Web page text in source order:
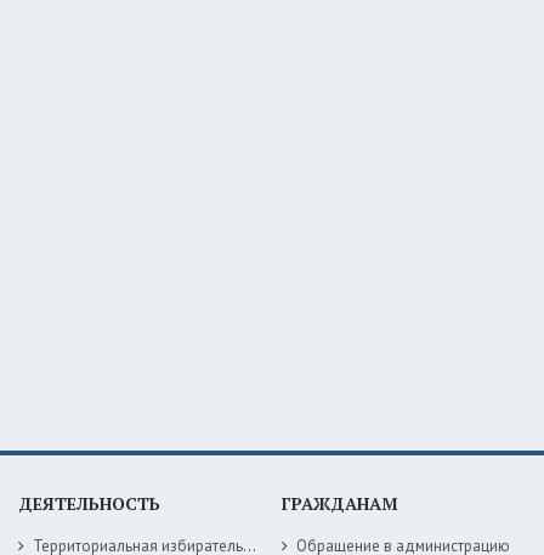
ДЕЯТЕЛЬНОСТЬ
Территориальная избирательная комиссия
ГРАЖДАНАМ
Обращение в администрацию